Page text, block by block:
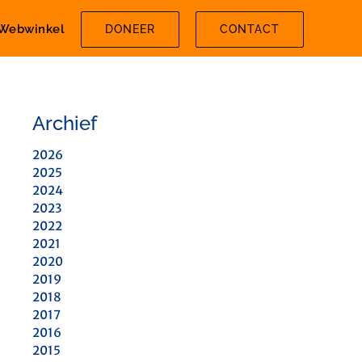
DONEER CONTACT
Archief
2026
2025
2024
2023
2022
2021
2020
2019
2018
2017
2016
2015